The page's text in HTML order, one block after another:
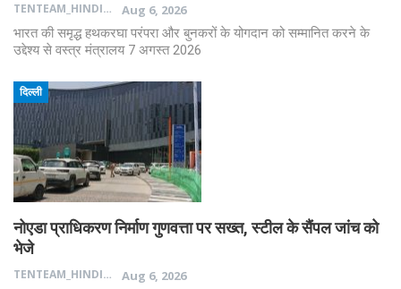
TENTEAM_HINDI
Aug 6, 2026
भारत की समृद्ध हथकरघा परंपरा और बुनकरों के योगदान को सम्मानित करने के
उद्देश्य से वस्त्र मंत्रालय 7 अगस्त 2026
दिल्ली
नोएडा प्राधिकरण निर्माण गुणवत्ता पर सख्त, स्टील के सैंपल जांच को
भेजे
TENTEAM_HINDI
Aug 6, 2026